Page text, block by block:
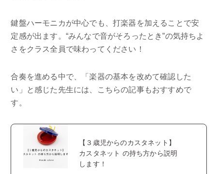
鍵盤ハーモニカが中心でも、打楽器を加えることで安
定感が出ます。“みんなで音がそろったとき”の気持ちよ
さをクラス全員で味わってください！
合奏を進める中で、「楽器の基本を改めて確認した
い」と感じた先生には、こちらの記事もおすすめで
す。
【３歳児からのカスタネット】
カスタネット の持ち方から説明
します！